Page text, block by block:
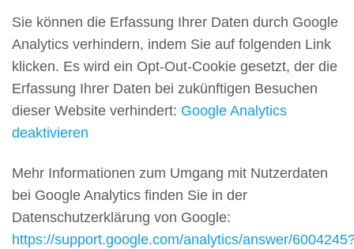
Sie können die Erfassung Ihrer Daten durch Google
Analytics verhindern, indem Sie auf folgenden Link
klicken. Es wird ein Opt-Out-Cookie gesetzt, der die
Erfassung Ihrer Daten bei zukünftigen Besuchen
dieser Website verhindert: Google Analytics
deaktivieren
Mehr Informationen zum Umgang mit Nutzerdaten
bei Google Analytics finden Sie in der
Datenschutzerklärung von Google:
https://support.google.com/analytics/answer/